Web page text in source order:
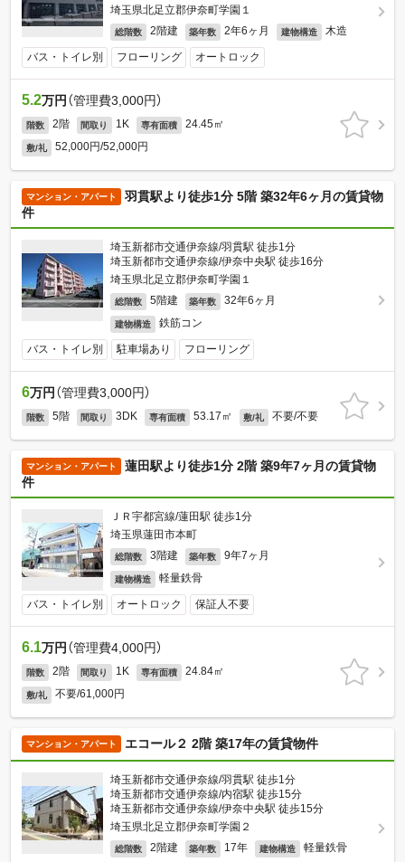
埼玉県北足立郡伊奈町学園１
総階数 2階建 築年数 2年6ヶ月 建物構造 木造
バス・トイレ別 フローリング オートロック
5.2万円 （管理費3,000円）
階数 2階 間取り 1K 専有面積 24.45㎡
敷/礼 52,000円/52,000円
マンション・アパート
羽貫駅より徒歩1分 5階 築32年6ヶ月の賃貸物
件
埼玉新都市交通伊奈線/羽貫駅 徒歩1分
埼玉新都市交通伊奈線/伊奈中央駅 徒歩16分
埼玉県北足立郡伊奈町学園１
総階数 5階建 築年数 32年6ヶ月
建物構造 鉄筋コン
バス・トイレ別 駐車場あり フローリング
6万円 （管理費3,000円）
階数 5階 間取り 3DK 専有面積 53.17㎡ 敷/礼 不要/不要
マンション・アパート
蓮田駅より徒歩1分 2階 築9年7ヶ月の賃貸物
件
ＪＲ宇都宮線/蓮田駅 徒歩1分
埼玉県蓮田市本町
総階数 3階建 築年数 9年7ヶ月
建物構造 軽量鉄骨
バス・トイレ別 オートロック 保証人不要
6.1万円 （管理費4,000円）
階数 2階 間取り 1K 専有面積 24.84㎡
敷/礼 不要/61,000円
マンション・アパート エコール２ 2階 築17年の賃貸物件
埼玉新都市交通伊奈線/羽貫駅 徒歩1分
埼玉新都市交通伊奈線/内宿駅 徒歩15分
埼玉新都市交通伊奈線/伊奈中央駅 徒歩15分
埼玉県北足立郡伊奈町学園２
総階数 2階建 築年数 17年 建物構造 軽量鉄骨